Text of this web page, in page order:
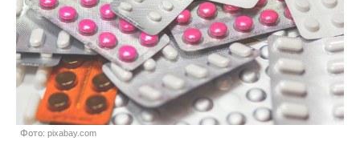
Фото: pixabay.com